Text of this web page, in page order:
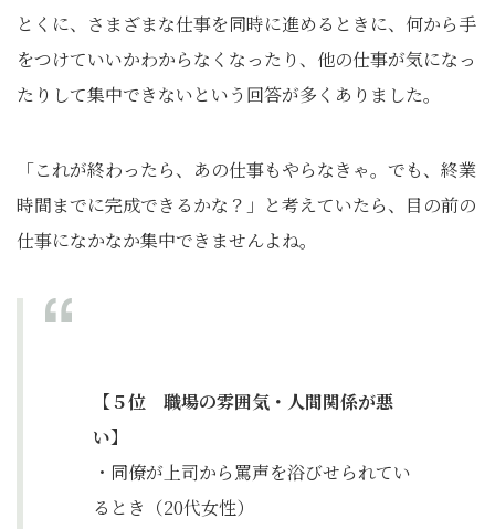
とくに、さまざまな仕事を同時に進めるときに、何から手
をつけていいかわからなくなったり、他の仕事が気になっ
たりして集中できないという回答が多くありました。
「これが終わったら、あの仕事もやらなきゃ。でも、終業
時間までに完成できるかな？」と考えていたら、目の前の
仕事になかなか集中できませんよね。
【５位 職場の雰囲気・人間関係が悪
い】
・同僚が上司から罵声を浴びせられてい
るとき（20代女性）